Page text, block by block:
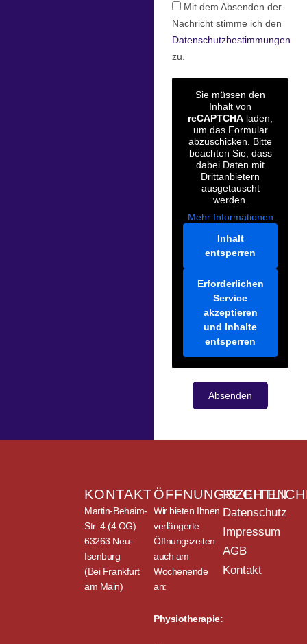
Mit dem Absenden der
Nachricht stimme ich den
Datenschutzbestimmungen
zu.
Sie müssen den
Inhalt von
reCAPTCHA laden,
um das Formular
abzuschicken. Bitte
beachten Sie, dass
dabei Daten mit
Drittanbietern
ausgetauscht
werden.
Mehr Informationen
Inhalt
entsperren
Erforderlichen
Service
akzeptieren
und Inhalte
entsperren
Absenden
KONTAKT
Martin-Behaim-
Str. 4 (4.OG)
63263 Neu-
Isenburg
(Bei Frankfurt
am Main)
ÖFFNUNGSZEITEN
Wir bieten Ihnen
verlängerte
Öffnungszeiten
auch am
Wochenende
an:
Physiotherapie:
Datenschutz
Impressum
AGB
Kontakt